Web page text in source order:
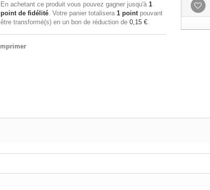
En achetant ce produit vous pouvez gagner jusqu'à 1
point de fidélité. Votre panier totalisera 1 pointpouvant
être transformé(s) en un bon de réduction de 0,15 €.
Imprimer